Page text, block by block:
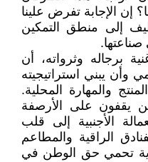
إن الإجابة تفرض علينا
إلى منطق التمكين
صناعتها.
برجاله وثرواته، أن
وأن يبني استراتيجيته
والمهارة المحلية.
يقفون على الأرصفة
الأجنبية إلى قلب
الراقية والمطاعم
تحمي حق الوطن في